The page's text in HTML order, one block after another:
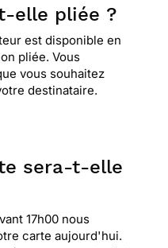
elle pliée ?
est disponible en
pliée. Vous
vous souhaitez
destinataire.
sera-t-elle
17h00 nous
carte aujourd'hui.